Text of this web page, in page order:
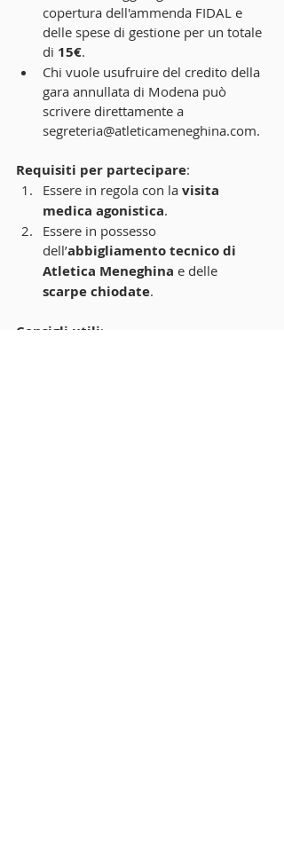
copertura dell'ammenda FIDAL e
delle spese di gestione per un totale
di 15€.
Chi vuole usufruire del credito della
gara annullata di Modena può
scrivere direttamente a
segreteria@atleticameneghina.com.
Requisiti per partecipare:
Essere in regola con la visita
medica agonistica.
Essere in possesso
dell’abbigliamento tecnico di
Atletica Meneghina e delle
scarpe chiodate.
Consigli utili: